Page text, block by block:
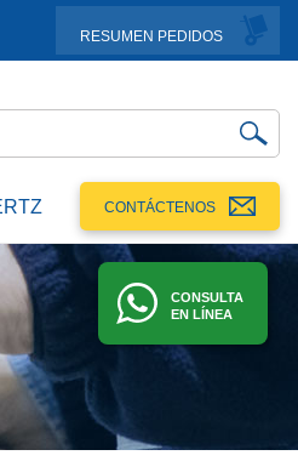
RESUMEN PEDIDOS
CONTÁCTENOS
CONSULTA
EN LÍNEA